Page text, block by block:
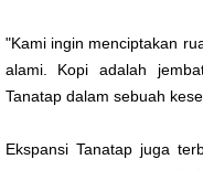
"Kami ingin menciptakan
alami. Kopi adalah
Tanatap dalam sebuah
Ekspansi Tanatap juga